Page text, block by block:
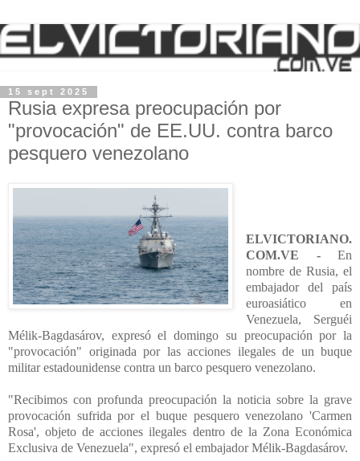
15 sept 2025
Rusia expresa preocupación por
"provocación" de EE.UU. contra barco
pesquero venezolano
ELVICTORIANO.
COM.VE - En
nombre de Rusia, el
embajador del país
euroasiático en
Venezuela, Serguéi
Mélik-Bagdasárov, expresó el domingo su preocupación por la
"provocación" originada por las acciones ilegales de un buque
militar estadounidense contra un barco pesquero venezolano.
"Recibimos con profunda preocupación la noticia sobre la grave
provocación sufrida por el buque pesquero venezolano 'Carmen
Rosa', objeto de acciones ilegales dentro de la Zona Económica
Exclusiva de Venezuela", expresó el embajador Mélik-Bagdasárov.